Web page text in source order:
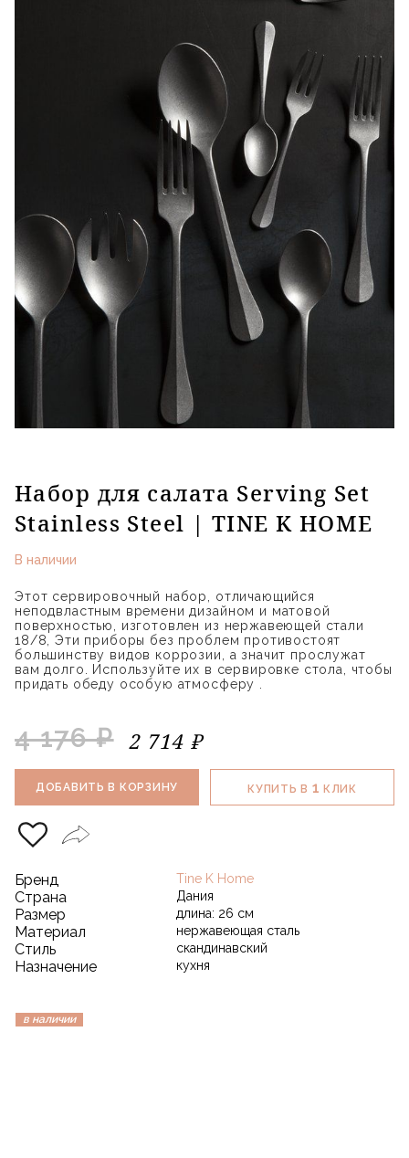
Набор для салата Serving Set
Stainless Steel | TINE K HOME
В наличии
Этот сервировочный набор, отличающийся
неподвластным времени дизайном и матовой
поверхностью, изготовлен из нержавеющей стали
18/8, Эти приборы без проблем противостоят
большинству видов коррозии, а значит прослужат
вам долго. Используйте их в сервировке стола, чтобы
придать обеду особую атмосферу .
4 176 ₽ 2 714 ₽
ДОБАВИТЬ В КОРЗИНУ КУПИТЬ В 1 КЛИК
Бренд Tine K Home
Страна Дания
Размер длина: 26 см
Материал нержавеющая сталь
Стиль скандинавский
Назначение кухня
в наличии